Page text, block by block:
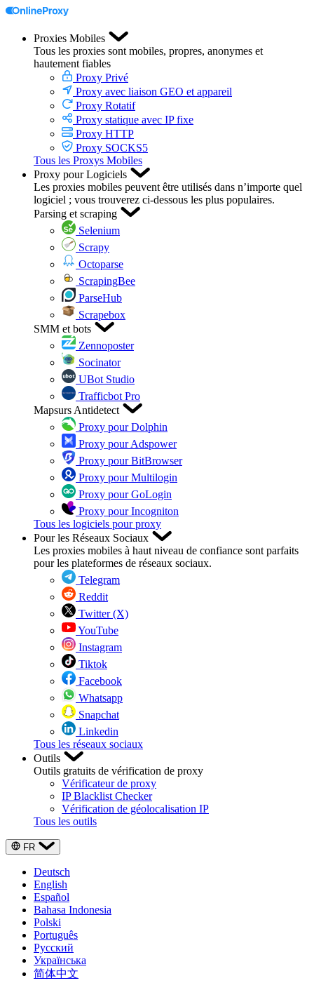
Proxies Mobiles
Tous les proxies sont mobiles, propres, anonymes et
hautement fiables
Proxy Privé
Proxy avec liaison GEO et appareil
Proxy Rotatif
Proxy statique avec IP fixe
Proxy HTTP
Proxy SOCKS5
Tous les Proxys Mobiles
Proxy pour Logiciels
Les proxies mobiles peuvent être utilisés dans n’importe quel
logiciel ; vous trouverez ci-dessous les plus populaires.
Parsing et scraping
Selenium
Scrapy
Octoparse
ScrapingBee
ParseHub
Scrapebox
SMM et bots
Zennoposter
Socinator
UBot Studio
Trafficbot Pro
Mapsurs Antidetect
Proxy pour Dolphin
Proxy pour Adspower
Proxy pour BitBrowser
Proxy pour Multilogin
Proxy pour GoLogin
Proxy pour Incogniton
Tous les logiciels pour proxy
Pour les Réseaux Sociaux
Les proxies mobiles à haut niveau de confiance sont parfaits
pour les plateformes de réseaux sociaux.
Telegram
Reddit
Twitter (X)
YouTube
Instagram
Tiktok
Facebook
Whatsapp
Snapchat
Linkedin
Tous les réseaux sociaux
Outils
Outils gratuits de vérification de proxy
Vérificateur de proxy
IP Blacklist Checker
Vérification de géolocalisation IP
Tous les outils
FR
Deutsch
English
Español
Bahasa Indonesia
Polski
Português
Русский
Українська
简体中文